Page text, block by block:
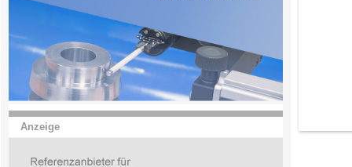
Anzeige